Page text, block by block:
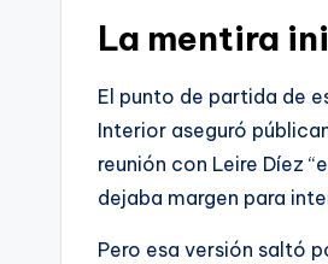
La mentira
El punto de partida de
Interior aseguró
reunión con Leire Díez
dejaba margen para
Pero esa versión saltó